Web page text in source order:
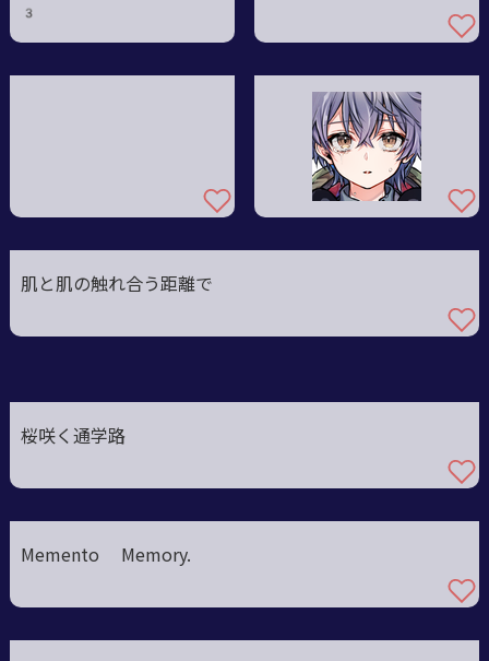
3
肌と肌の触れ合う距離で
桜咲く通学路
Memento Memory.